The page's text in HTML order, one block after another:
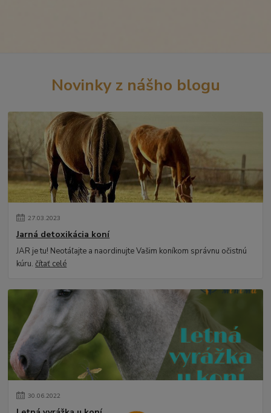
Novinky z nášho blogu
27.03.2023
Jarná detoxikácia koní
JAR je tu! Neotáľajte a naordinujte Vašim koníkom správnu očistnú
kúru.čítať celé
30.06.2022